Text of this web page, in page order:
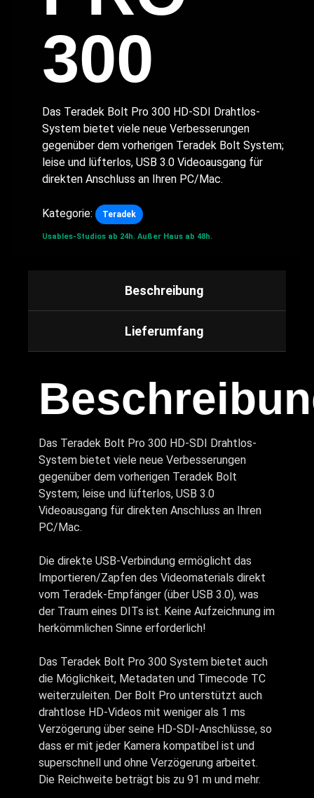
300
Das Teradek Bolt Pro 300 HD-SDI Drahtlos-
System bietet viele neue Verbesserungen
gegenüber dem vorherigen Teradek Bolt System;
leise und lüfterlos, USB 3.0 Videoausgang für
direkten Anschluss an Ihren PC/Mac.
Kategorie: Teradek
Usables-Studios ab 24h. Außer Haus ab 48h.
Beschreibung
Lieferumfang
Das Teradek Bolt Pro 300 HD-SDI Drahtlos-
System bietet viele neue Verbesserungen
gegenüber dem vorherigen Teradek Bolt
System; leise und lüfterlos, USB 3.0
Videoausgang für direkten Anschluss an Ihren
PC/Mac.
Die direkte USB-Verbindung ermöglicht das
Importieren/Zapfen des Videomaterials direkt
vom Teradek-Empfänger (über USB 3.0), was
der Traum eines DITs ist. Keine Aufzeichnung im
herkömmlichen Sinne erforderlich!
Das Teradek Bolt Pro 300 System bietet auch
die Möglichkeit, Metadaten und Timecode TC
weiterzuleiten. Der Bolt Pro unterstützt auch
drahtlose HD-Videos mit weniger als 1 ms
Verzögerung über seine HD-SDI-Anschlüsse, so
dass er mit jeder Kamera kompatibel ist und
superschnell und ohne Verzögerung arbeitet.
Die Reichweite beträgt bis zu 91 m und mehr.